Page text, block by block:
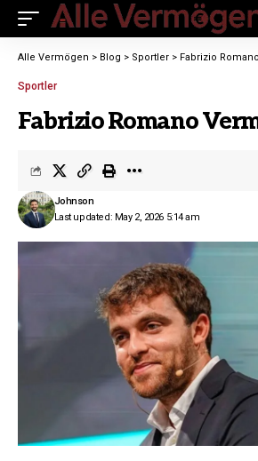
Alle Vermögen > Blog > Sportler > Fabrizio
Sportler
Fabrizio Romano
Last updated: May 2, 2026 5:14 am
Johnson